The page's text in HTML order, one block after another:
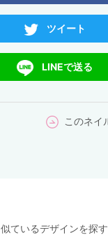
ツイート
LINEで送る
このネイ
似ているデザインを探す